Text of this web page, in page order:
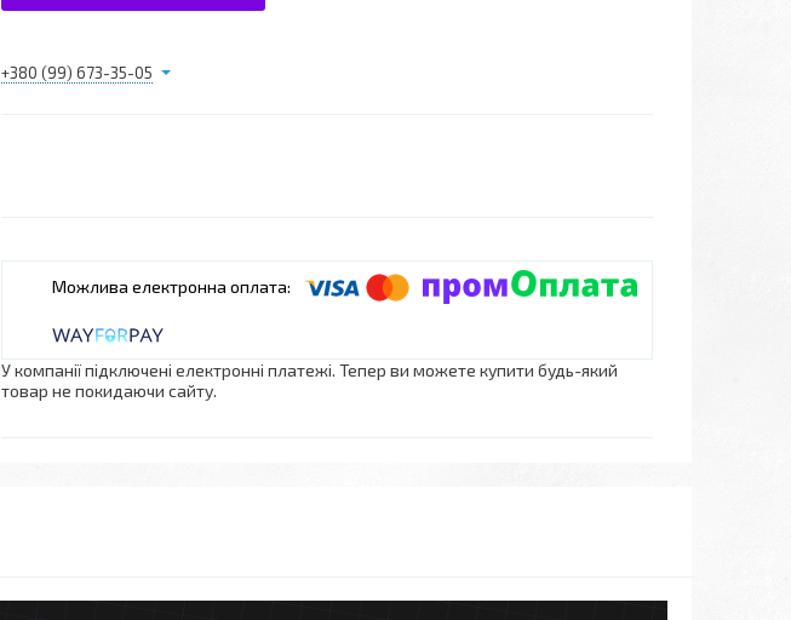
+380 (99) 673-35-05
У компанії підключені електронні платежі. Тепер ви можете купити будь-який
товар не покидаючи сайту.